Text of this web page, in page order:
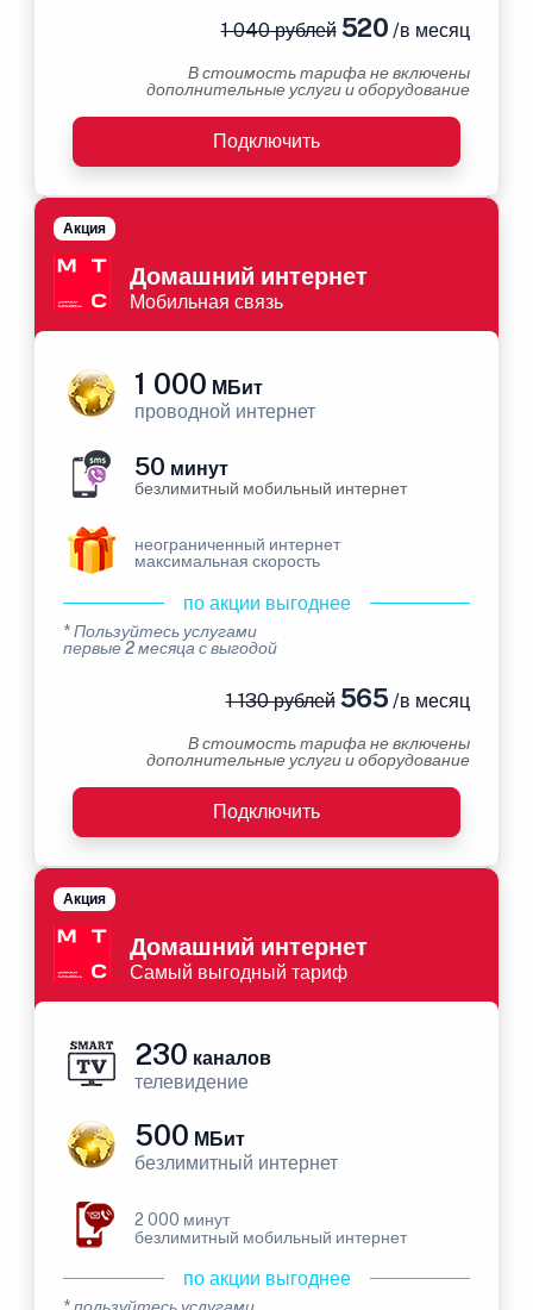
1 040 рублей520 /в месяц
В стоимость тарифа не включены
дополнительные услуги и оборудование
Подключить
Домашний интернет
Мобильная связь
Акция
1 000 МБит
проводной интернет
50 минут
безлимитный мобильный интернет
неограниченный интернет
максимальная скорость
по акции выгоднее
* Пользуйтесь услугами
первые 2 месяца с выгодой
1 130 рублей565 /в месяц
В стоимость тарифа не включены
дополнительные услуги и оборудование
Подключить
Домашний интернет
Самый выгодный тариф
Акция
230 каналов
телевидение
500 МБит
безлимитный интернет
2 000 минут
безлимитный мобильный интернет
по акции выгоднее
* пользуйтесь услугами